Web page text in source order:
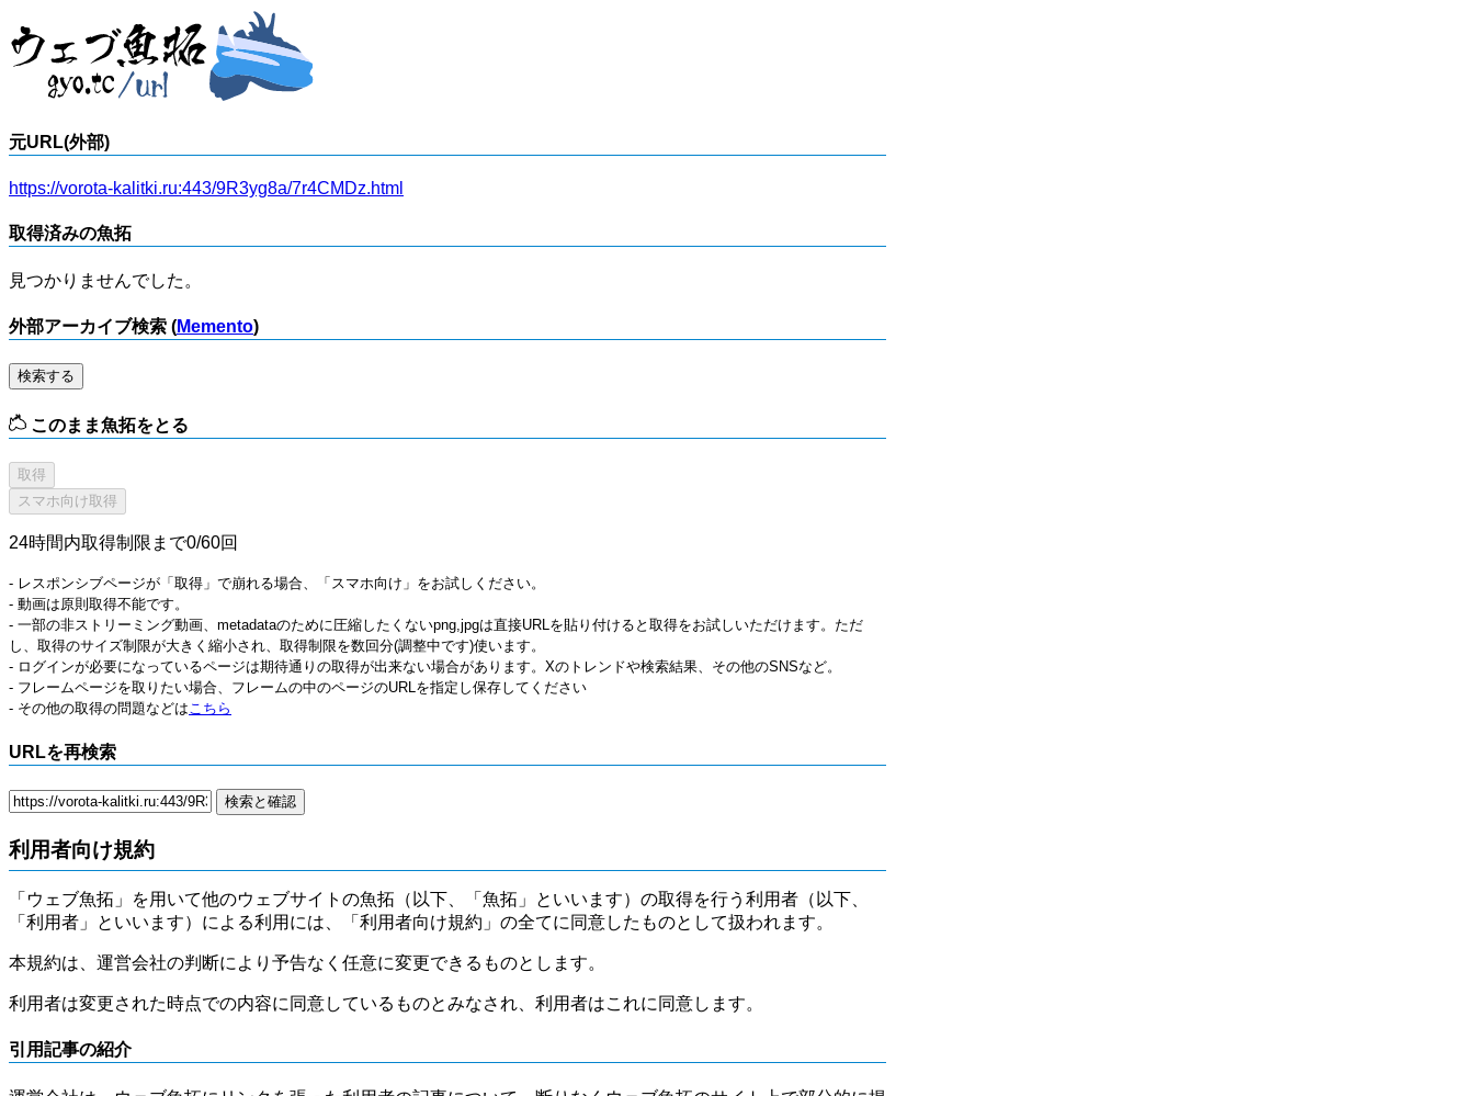
元URL(外部)
https://vorota-kalitki.ru:443/9R3yg8a/7r4CMDz.html
取得済みの魚拓
見つかりませんでした。
外部アーカイブ検索 (Memento)
検索する
このまま魚拓をとる
24時間内取得制限まで0/60回
- レスポンシブページが「取得」で崩れる場合、「スマホ向け」をお試しください。
- 動画は原則取得不能です。
- 一部の非ストリーミング動画、metadataのために圧縮したくないpng,jpgは直接URLを貼り付けると取得をお試しいただけます。ただ
し、取得のサイズ制限が大きく縮小され、取得制限を数回分(調整中です)使います。
- ログインが必要になっているページは期待通りの取得が出来ない場合があります。Xのトレンドや検索結果、その他のSNSなど。
- フレームページを取りたい場合、フレームの中のページのURLを指定し保存してください
- その他の取得の問題などは こちら
URLを再検索
利用者向け規約
「ウェブ魚拓」を用いて他のウェブサイトの魚拓（以下、「魚拓」といいます）の取得を行う利用者（以下、
「利用者」といいます）による利用には、「利用者向け規約」の全てに同意したものとして扱われます。
本規約は、運営会社の判断により予告なく任意に変更できるものとします。
利用者は変更された時点での内容に同意しているものとみなされ、利用者はこれに同意します。
引用記事の紹介